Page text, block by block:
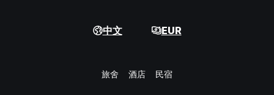
中文 EUR
旅舍 酒店 民宿